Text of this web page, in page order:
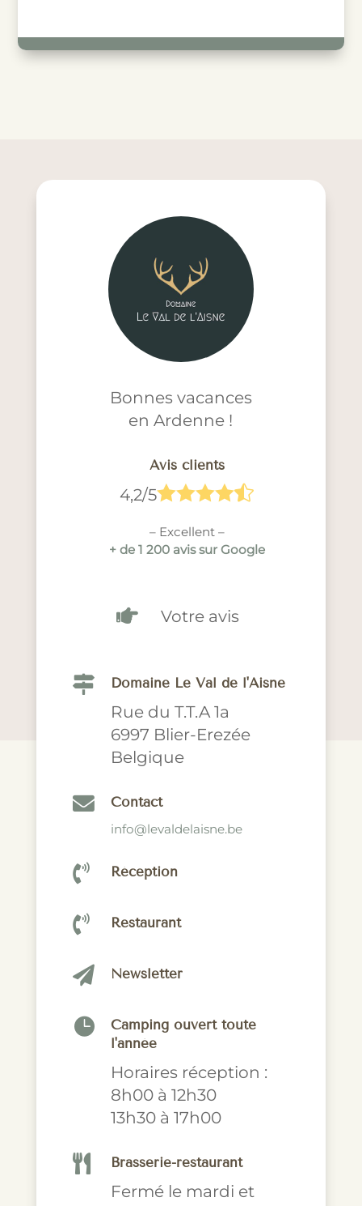
Bonnes vacances
en Ardenne !
Avis clients
4,2/5
– Excellent –
+ de 1 200 avis sur Google
 Votre avis
 Domaine Le Val de l'Aisne
Rue du T.T.A 1a
6997 Blier-Erezée
Belgique
 Contact
info@levaldelaisne.be
 Réception
 Restaurant
 Newsletter

Camping ouvert toute
l'année
Horaires réception :
8h00 à 12h30
13h30 à 17h00
 Brasserie-restaurant
Fermé le mardi et